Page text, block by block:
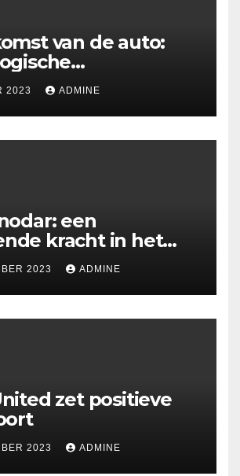
van de auto:
en
2023 ADMINE
een
kracht in het
voetbal
2023 ADMINE
zet positieve
2023 ADMINE